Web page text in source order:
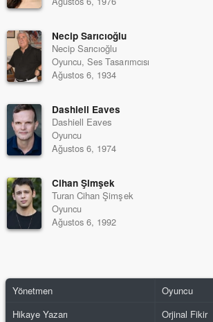
Necip Sarıcıoğlu
Necip Sarıcıoğlu
Oyuncu, Ses Tasarımcısı
Ağustos 6, 1934
Dashiell Eaves
Dashiell Eaves
Oyuncu
Ağustos 6, 1974
Cihan Şimşek
Turan Cihan Şimşek
Oyuncu
Ağustos 6, 1992
Yönetmen
Oyuncu
Hikaye Yazarı
Orjinal Fikir